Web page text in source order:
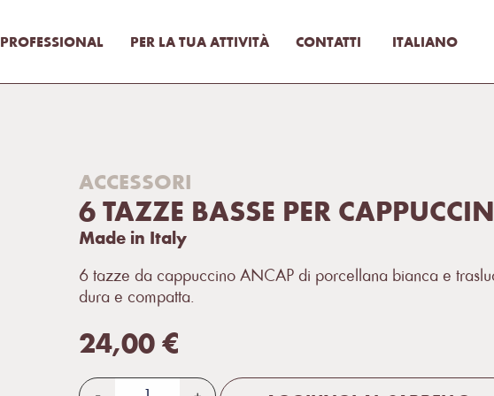
PROFESSIONAL PER LA TUA ATTIVITÀ CONTATTI ITALIANO
ACCESSORI
6 TAZZE BASSE PER
Made in Italy
6 tazze da cappuccino ANCAP di porcellana bianca e
dura e compatta.
24,00€